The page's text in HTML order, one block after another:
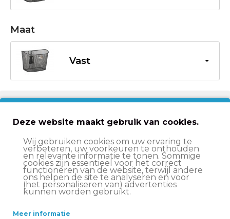
Maat
Vast
In winkelwagen
Op werkdagen voor 15:00 besteld, volgende werkdag
in huis
14 dagenbedenktijd
Deze website maakt gebruik van cookies.
Wij gebruiken cookies om uw ervaring te
verbeteren, uw voorkeuren te onthouden
en relevante informatie te tonen. Sommige
cookies zijn essentieel voor het correct
functioneren van de website, terwijl andere
ons helpen de site te analyseren en voor
(het personaliseren van) advertenties
kunnen worden gebruikt.
Meer informatie